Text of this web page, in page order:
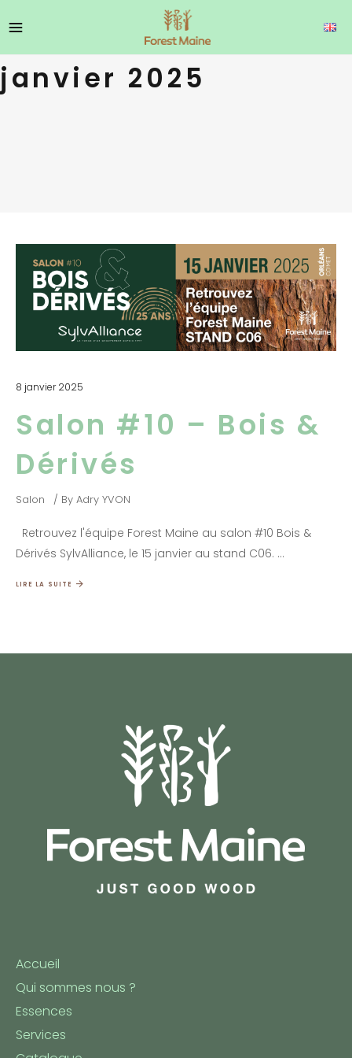
janvier 2025
8 janvier 2025
Salon #10 – Bois &
Dérivés
Salon By Adry YVON
Retrouvez l'équipe Forest Maine au salon #10 Bois &
Dérivés SylvAlliance, le 15 janvier au stand C06.
LIRE LA SUITE
Accueil
Qui sommes nous ?
Essences
Services